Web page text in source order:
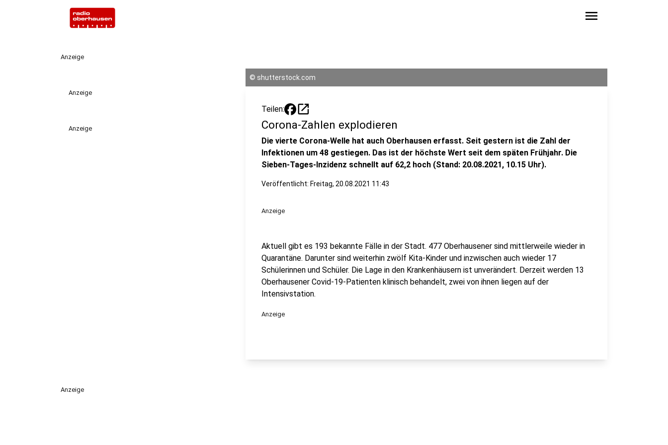
menu
Anzeige
Anzeige
Anzeige
© shutterstock.com
Teilen: open_in_new
Corona-Zahlen explodieren
Die vierte Corona-Welle hat auch Oberhausen erfasst. Seit gestern ist die Zahl der
Infektionen um 48 gestiegen. Das ist der höchste Wert seit dem späten Frühjahr. Die
Sieben-Tages-Inzidenz schnellt auf 62,2 hoch (Stand: 20.08.2021, 10.15 Uhr).
Veröffentlicht: Freitag, 20.08.2021 11:43
Anzeige
Aktuell gibt es 193 bekannte Fälle in der Stadt. 477 Oberhausener sind mittlerweile wieder in
Quarantäne. Darunter sind weiterhin zwölf Kita-Kinder und inzwischen auch wieder 17
Schülerinnen und Schüler. Die Lage in den Krankenhäusern ist unverändert. Derzeit werden 13
Oberhausener Covid-19-Patienten klinisch behandelt, zwei von ihnen liegen auf der
Intensivstation.
Anzeige
Anzeige